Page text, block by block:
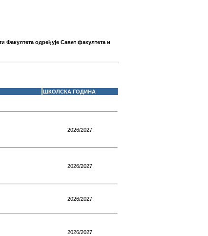
Факултета одређује Савет факултета и
ШКОЛСКА ГОДИНА
2026/2027.
2026/2027.
2026/2027.
2026/2027.